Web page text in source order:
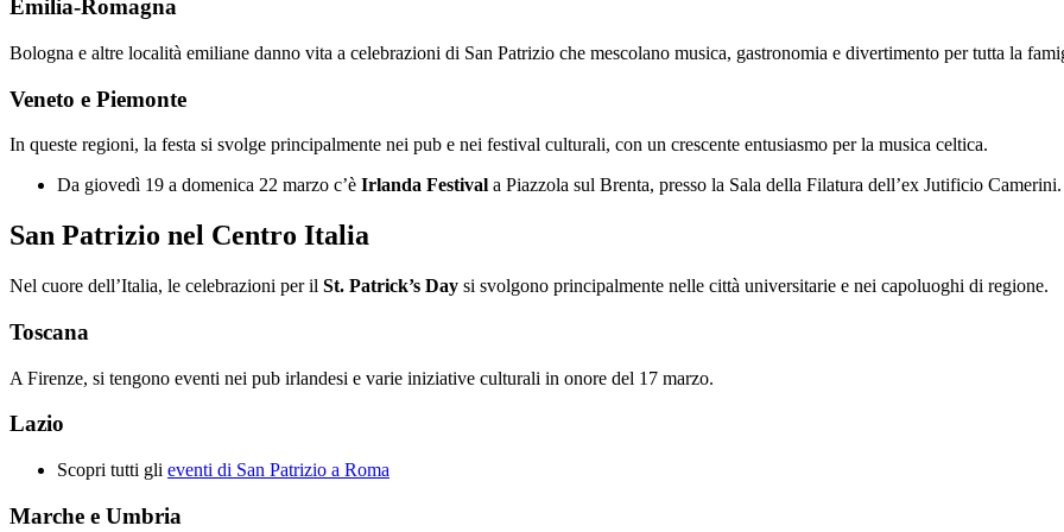
Emilia-Romagna
Bologna e altre località emiliane danno vita a celebrazioni di San Patrizio che mescolano musica, gastronomia e divertimento per tutta la
Veneto e Piemonte
In queste regioni, la festa si svolge principalmente nei pub e nei festival culturali, con un crescente entusiasmo per la musica celtica.
Da giovedì 19 a domenica 22 marzo c’è Irlanda Festival a Piazzola sul Brenta, presso la Sala della Filatura dell’ex Jutificio Camerini.
San Patrizio nel Centro Italia
Nel cuore dell’Italia, le celebrazioni per il St. Patrick’s Day si svolgono principalmente nelle città universitarie e nei capoluoghi di regione.
Toscana
A Firenze, si tengono eventi nei pub irlandesi e varie iniziative culturali in onore del 17 marzo.
Lazio
Scopri tutti gli eventi di San Patrizio a Roma
Marche e Umbria